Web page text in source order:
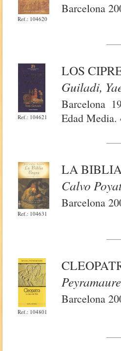
Ref.: 104620
Barcelona
Ref.: 104621
LOS
Guiladi,
Barcelona
Edad Media.
Ref.: 104631
LA
Calvo
Barcelona
Ref.: 104801
Barcelona